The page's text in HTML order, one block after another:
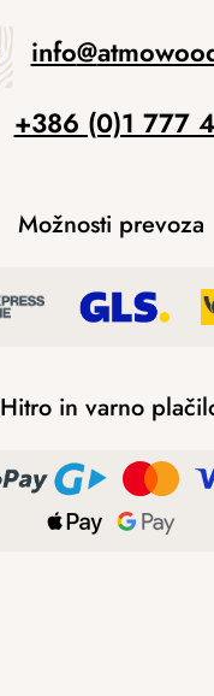
info@
+386 (0)1 777
Možnosti prevoza
Hitro in varno